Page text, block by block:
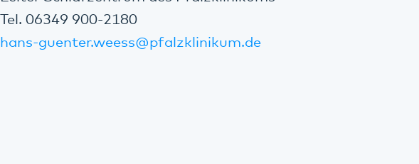
Tel. 06349 900-2180
hans-guenter.weess@pfalzklinikum.de